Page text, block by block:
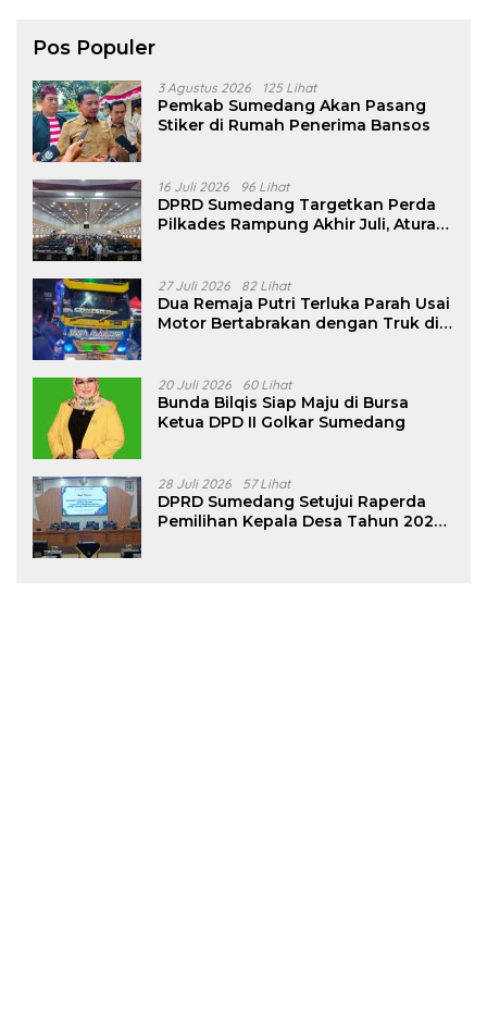
Pos Populer
3 Agustus 2026 125 Lihat
Pemkab Sumedang Akan Pasang
Stiker di Rumah Penerima Bansos
16 Juli 2026 96 Lihat
DPRD Sumedang Targetkan Perda
Pilkades Rampung Akhir Juli, Aturan
27 Juli 2026 82 Lihat
Dua Remaja Putri Terluka Parah Usai
Motor Bertabrakan dengan Truk di
20 Juli 2026 60 Lihat
Bunda Bilqis Siap Maju di Bursa
Ketua DPD II Golkar Sumedang
28 Juli 2026 57 Lihat
DPRD Sumedang Setujui Raperda
Pemilihan Kepala Desa Tahun 2026